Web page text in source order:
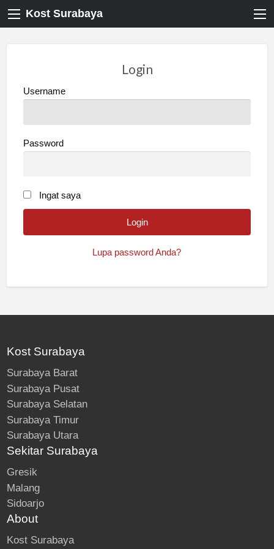
Kost Surabaya
Login
Username
Password
Ingat saya
Lupa password Anda?
Kost Surabaya
Surabaya Barat
Surabaya Pusat
Surabaya Selatan
Surabaya Timur
Surabaya Utara
Sekitar Surabaya
Gresik
Malang
Sidoarjo
About
Kost Surabaya